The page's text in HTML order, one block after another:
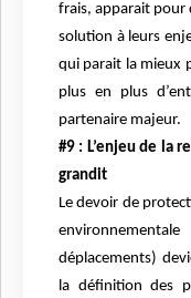
frais, apparait pour
solution à leurs
qui parait la mieux
plus en plus
partenaire majeur.
#9 : L’enjeu de la
grandit
Le devoir de
déplacements)
la définition des